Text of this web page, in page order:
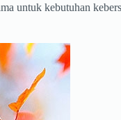
untuk kebutuhan